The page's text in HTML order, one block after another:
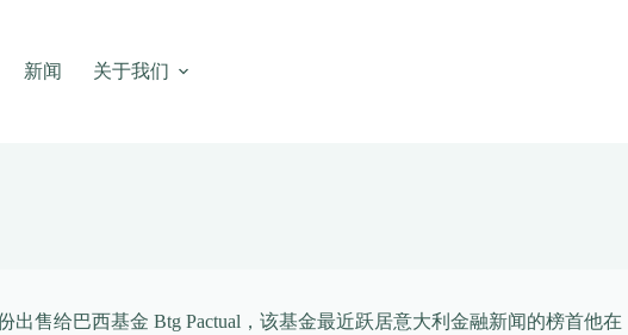
新闻 关于我们
出售给巴西基金 Btg Pactual，该基金最近跃居意大利金融新闻的榜首他在